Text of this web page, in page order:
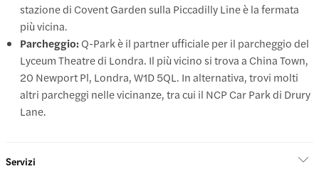
stazione di Covent Garden sulla Piccadilly Line è la fermata
più vicina.
Parcheggio: Q-Park è il partner ufficiale per il parcheggio del
Lyceum Theatre di Londra. Il più vicino si trova a China Town,
20 Newport Pl, Londra, W1D 5QL. In alternativa, trovi molti
altri parcheggi nelle vicinanze, tra cui il NCP Car Park di Drury
Lane.
Servizi